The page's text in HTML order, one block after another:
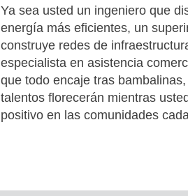
Ya sea usted un ingeniero que
energía más eficientes, un
construye redes de
especialista en asistencia
que todo encaje tras
talentos florecerán mientras
positivo en las comunidades